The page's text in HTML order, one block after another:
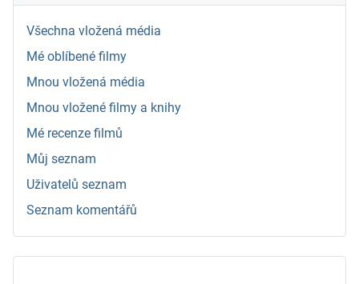
Všechna vložená média
Mé oblíbené filmy
Mnou vložená média
Mnou vložené filmy a knihy
Mé recenze filmů
Můj seznam
Uživatelů seznam
Seznam komentářů